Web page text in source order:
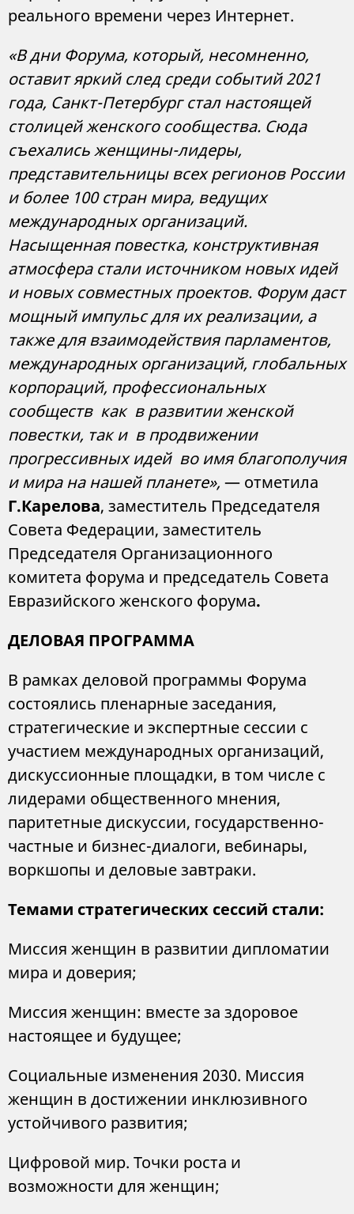
реального времени через Интернет.
«В дни Форума, который, несомненно,
оставит яркий след среди событий 2021
года, Санкт-Петербург стал настоящей
столицей женского сообщества. Сюда
съехались женщины-лидеры,
представительницы всех регионов России
и более 100 стран мира, ведущих
международных организаций.
Насыщенная повестка, конструктивная
атмосфера стали источником новых идей
и новых совместных проектов. Форум даст
мощный импульс для их реализации, а
также для взаимодействия парламентов,
международных организаций, глобальных
корпораций, профессиональных
сообществ как в развитии женской
повестки, так и в продвижении
прогрессивных идей во имя благополучия
и мира на нашей планете», — отметила
Г.Карелова, заместитель Председателя
Совета Федерации, заместитель
Председателя Организационного
комитета форума и председатель Совета
Евразийского женского форума.
ДЕЛОВАЯ ПРОГРАММА
В рамках деловой программы Форума
состоялись пленарные заседания,
стратегические и экспертные сессии с
участием международных организаций,
дискуссионные площадки, в том числе с
лидерами общественного мнения,
паритетные дискуссии, государственно-
частные и бизнес-диалоги, вебинары,
воркшопы и деловые завтраки.
Темами стратегических сессий стали:
Миссия женщин в развитии дипломатии
мира и доверия;
Миссия женщин: вместе за здоровое
настоящее и будущее;
Социальные изменения 2030. Миссия
женщин в достижении инклюзивного
устойчивого развития;
Цифровой мир. Точки роста и
возможности для женщин;